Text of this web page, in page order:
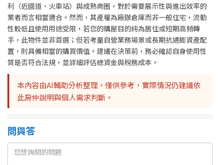
利（近國道、火車站）與成熟商圈，對於需要展示性與進出效率的
業者而言相當適合。然而，其產權為廠辦倉庫而非一般住宅，流動
性較低且使用用途受限，若您的購屋目的純為居住或短期高頻轉
手，此物件並非首選；但若考量自營業務場景或長期抗通膨資產配
置，則具備相當的購買價值。建議在決策前，務必確認自身使用性
質是否符合法規，並詳細評估總資金與稅務成本。
本內容由AI輔助分析整理，僅供參考，實際情況仍建議依
此房仲說明與個人需求判斷。
問與答